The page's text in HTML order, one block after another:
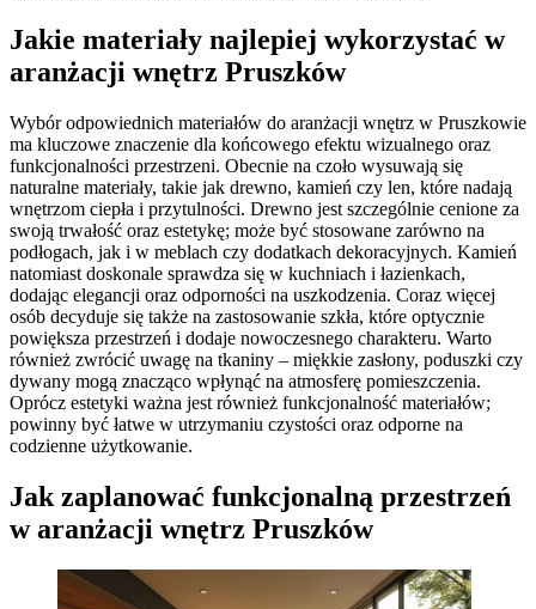
Jakie materiały najlepiej wykorzystać w
aranżacji wnętrz Pruszków
Wybór odpowiednich materiałów do aranżacji wnętrz w Pruszkowie
ma kluczowe znaczenie dla końcowego efektu wizualnego oraz
funkcjonalności przestrzeni. Obecnie na czoło wysuwają się
naturalne materiały, takie jak drewno, kamień czy len, które nadają
wnętrzom ciepła i przytulności. Drewno jest szczególnie cenione za
swoją trwałość oraz estetykę; może być stosowane zarówno na
podłogach, jak i w meblach czy dodatkach dekoracyjnych. Kamień
natomiast doskonale sprawdza się w kuchniach i łazienkach,
dodając elegancji oraz odporności na uszkodzenia. Coraz więcej
osób decyduje się także na zastosowanie szkła, które optycznie
powiększa przestrzeń i dodaje nowoczesnego charakteru. Warto
również zwrócić uwagę na tkaniny – miękkie zasłony, poduszki czy
dywany mogą znacząco wpłynąć na atmosferę pomieszczenia.
Oprócz estetyki ważna jest również funkcjonalność materiałów;
powinny być łatwe w utrzymaniu czystości oraz odporne na
codzienne użytkowanie.
Jak zaplanować funkcjonalną przestrzeń
w aranżacji wnętrz Pruszków